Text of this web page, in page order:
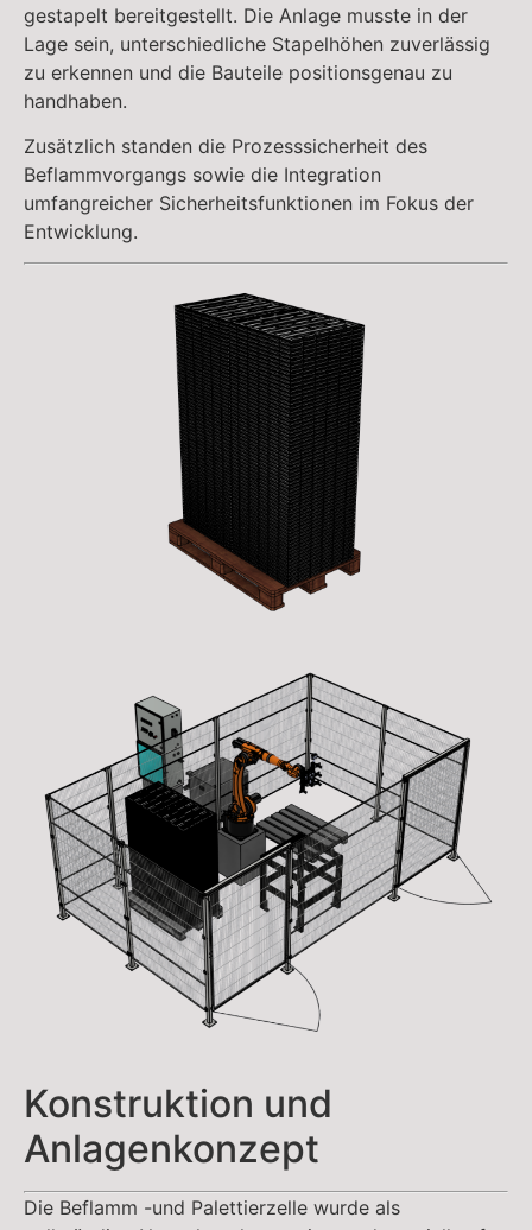
gestapelt bereitgestellt. Die Anlage musste in der
Lage sein, unterschiedliche Stapelhöhen zuverlässig
zu erkennen und die Bauteile positionsgenau zu
handhaben.
Zusätzlich standen die Prozesssicherheit des
Beflammvorgangs sowie die Integration
umfangreicher Sicherheitsfunktionen im Fokus der
Entwicklung.
Konstruktion und
Anlagenkonzept
Die Beflamm -und Palettierzelle wurde als